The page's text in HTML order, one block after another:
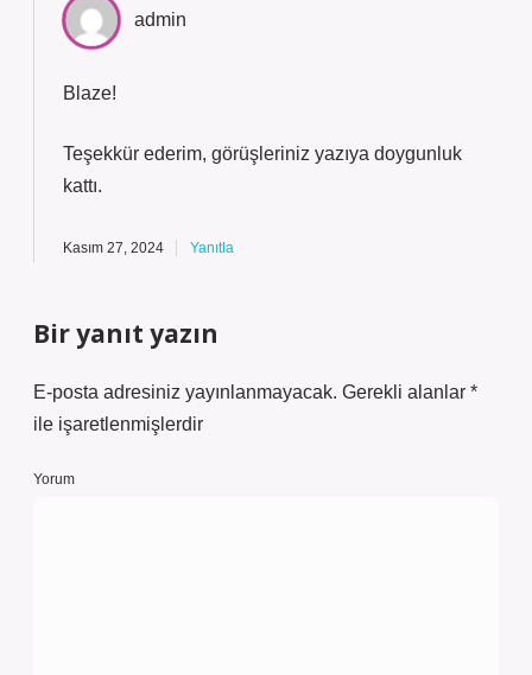
admin
Blaze!
Teşekkür ederim, görüşleriniz yazıya doygunluk
kattı.
Kasım 27, 2024 Yanıtla
Bir yanıt yazın
E-posta adresiniz yayınlanmayacak. Gerekli alanlar *
ile işaretlenmişlerdir
Yorum